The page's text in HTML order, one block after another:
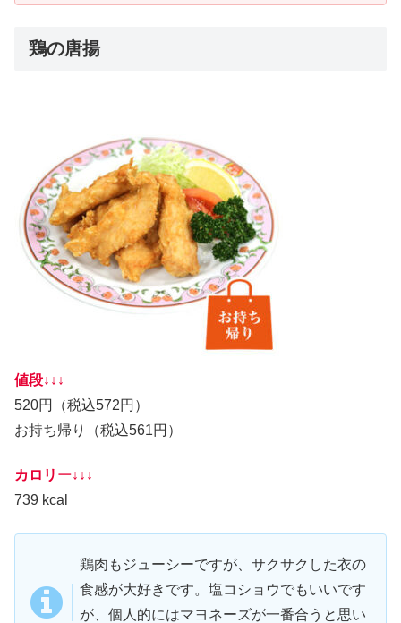
鶏の唐揚
値段↓↓↓
520円（税込572円）
お持ち帰り（税込561円）
カロリー↓↓↓
739 kcal
鶏肉もジューシーですが、サクサクした衣の
食感が大好きです。塩コショウでもいいです
が、個人的にはマヨネーズが一番合うと思い